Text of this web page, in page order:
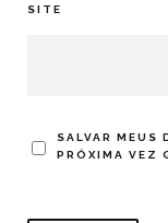
SITE
SALVAR MEUS
PRÓXIMA VEZ